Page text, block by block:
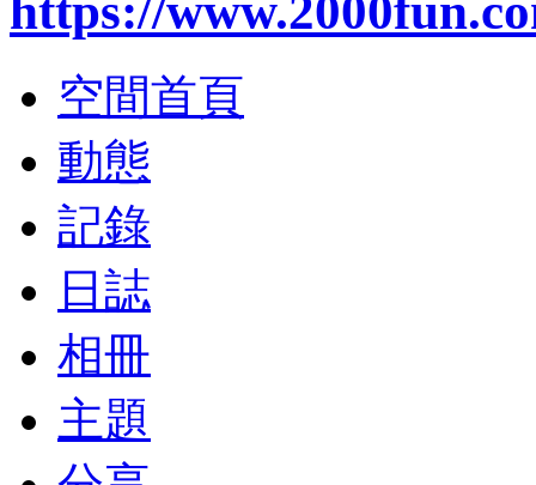
https://
空間首頁
動態
記錄
日誌
相冊
主題